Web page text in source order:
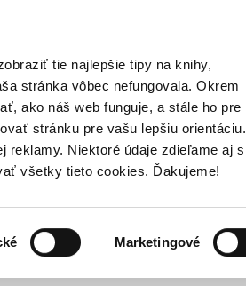
tie najlepšie tipy na knihy,
stránka vôbec nefungovala. Okrem
ako náš web funguje, a stále ho pre
stránku pre vašu lepšiu orientáciu.
reklamy. Niektoré údaje zdieľame aj s
všetky tieto cookies. Ďakujeme!
Marketingové